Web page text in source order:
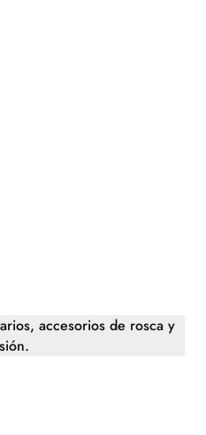
accesorios de rosca y